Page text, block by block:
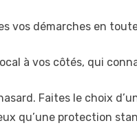
vos démarches en
à vos côtés, qui
Faites le choix
qu’une protection